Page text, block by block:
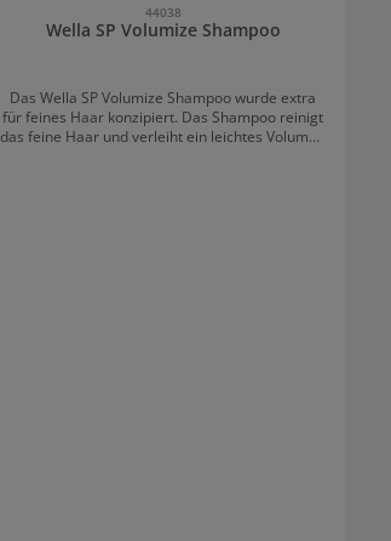
44038
Wella SP Volumize Shampoo
Das Wella SP Volumize Shampoo wurde extra
für feines Haar konzipiert. Das Shampoo reinigt
das feine Haar und verleiht ein leichtes Volumen